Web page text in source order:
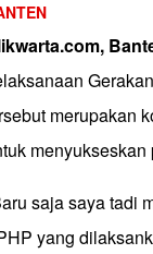
merupakan
saja saya tadi
yang